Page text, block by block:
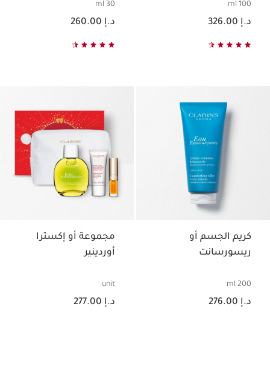
100 ml
السعر الحالي هو د.إ 326.00
د.إ 326.00
30 ml
السعر الحالي هو د.إ 260.00
د.إ 260.00
كريم الجسم أو
ريسورسانت
200 ml
السعر الحالي هو د.إ 276.00
د.إ 276.00
مجموعة أو إكسترا
أوردينير
unit
السعر الحالي هو د.إ 277.00
د.إ 277.00